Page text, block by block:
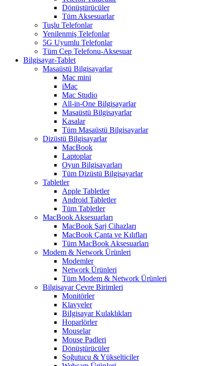
Dönüştürücüler
Tüm Aksesuarlar
Tuşlu Telefonlar
Yenilenmiş Telefonlar
5G Uyumlu Telefonlar
Tüm Cep Telefonu-Aksesuar
Bilgisayar-Tablet
Masaüstü Bilgisayarlar
Mac mini
iMac
Mac Studio
All-in-One Bilgisayarlar
Masaüstü Bilgisayarlar
Kasalar
Tüm Masaüstü Bilgisayarlar
Dizüstü Bilgisayarlar
MacBook
Laptoplar
Oyun Bilgisayarları
Tüm Dizüstü Bilgisayarlar
Tabletler
Apple Tabletler
Android Tabletler
Tüm Tabletler
MacBook Aksesuarları
MacBook Şarj Cihazları
MacBook Çanta ve Kılıfları
Tüm MacBook Aksesuarları
Modem & Network Ürünleri
Modemler
Network Ürünleri
Tüm Modem & Network Ürünleri
Bilgisayar Çevre Birimleri
Monitörler
Klavyeler
BiIgisayar Kulaklıkları
Hoparlörler
Mouselar
Mouse Padleri
Dönüştürücüler
Soğutucu & Yükselticiler